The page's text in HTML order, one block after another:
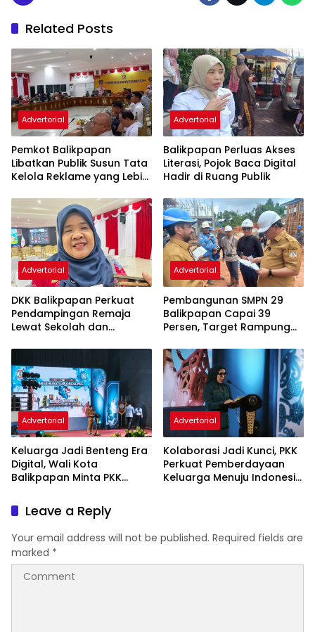
Related Posts
Advertorial
Pemkot Balikpapan
Libatkan Publik Susun Tata
Kelola Reklame yang Lebih
Advertorial
Balikpapan Perluas Akses
Literasi, Pojok Baca Digital
Hadir di Ruang Publik
Advertorial
DKK Balikpapan Perkuat
Pendampingan Remaja
Lewat Sekolah dan
Advertorial
Pembangunan SMPN 29
Balikpapan Capai 39
Persen, Target Rampung
Advertorial
Keluarga Jadi Benteng Era
Digital, Wali Kota
Balikpapan Minta PKK
Karakter Generasi Muda
Advertorial
Kolaborasi Jadi Kunci, PKK
Perkuat Pemberdayaan
Keluarga Menuju Indonesia
Leave a Reply
Your email address will not be published. Required fields are
marked *